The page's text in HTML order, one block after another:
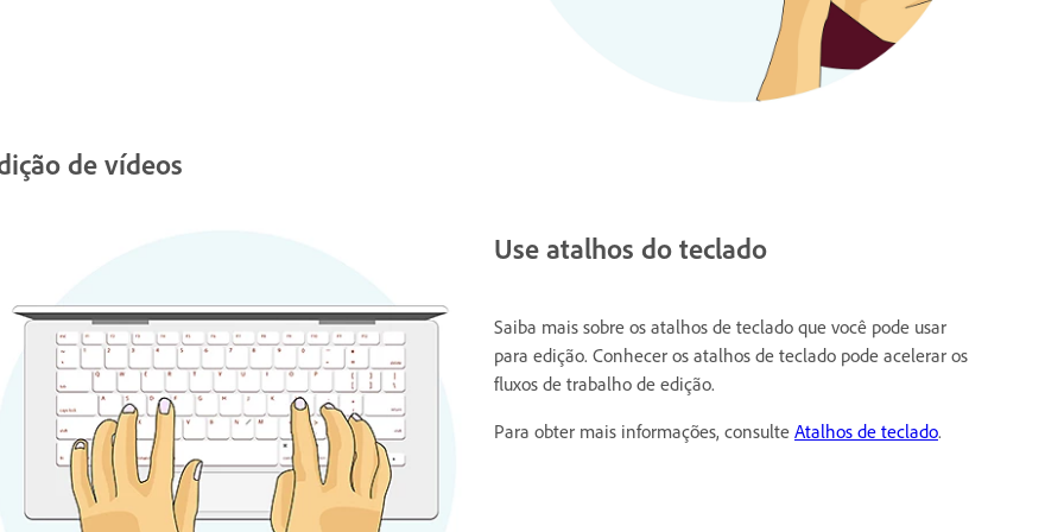
de vídeos
Use atalhos do teclado
Saiba mais sobre os atalhos de teclado que você pode usar
para edição. Conhecer os atalhos de teclado pode acelerar os
fluxos de trabalho de edição.
Para obter mais informações, consulte Atalhos de teclado.